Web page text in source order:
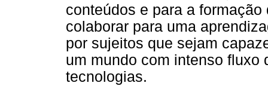
conteúdos e para a
colaborar para uma
por sujeitos que sejam
um mundo com intenso fluxo
tecnologias.